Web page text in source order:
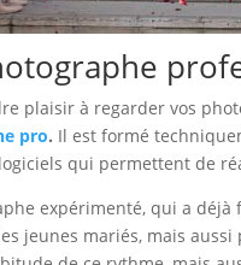
plaisir à regarder vos
pro. Il est formé
qui permettent de
expérimenté, qui a déjà
jeunes mariés, mais